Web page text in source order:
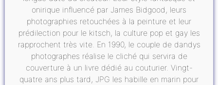
onirique influencé par James Bidgood, leurs
photographies retouchées à la peinture et leur
prédilection pour le kitsch, la culture pop et gay les
rapprochent très vite. En 1990, le couple de dandys
photographes réalise le cliché qui servira de
couverture à un livre dédié au couturier. Vingt-
quatre ans plus tard, JPG les habille en marin pour